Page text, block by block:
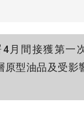
間接獲第一
型油品及受影